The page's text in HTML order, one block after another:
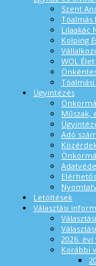
Szent
Tóalmás
Lilaakác
Kolping
WOL
Ügyintézés
Műszak,
Adó
Letöltések
Választási
2026. évi
Korábbi